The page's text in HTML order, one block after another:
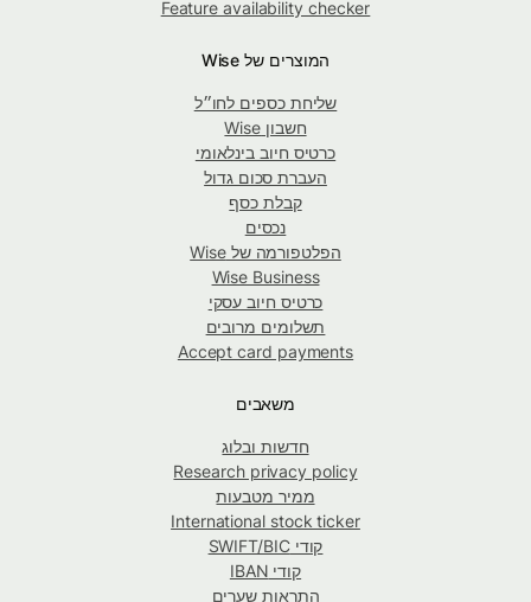
Feature availability checker
המוצרים של Wise
שליחת כספים לחו״ל
חשבון Wise
כרטיס חיוב בינלאומי
העברת סכום גדול
קבלת כסף
נכסים
הפלטפורמה של Wise
Wise Business
כרטיס חיוב עסקי
תשלומים מרובים
Accept card payments
משאבים
חדשות ובלוג
Research privacy policy
ממיר מטבעות
International stock ticker
קודי SWIFT/BIC
קודי IBAN
התראות שערים